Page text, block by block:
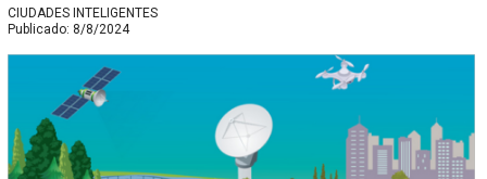
CIUDADES INTELIGENTES
Publicado: 8/8/2024